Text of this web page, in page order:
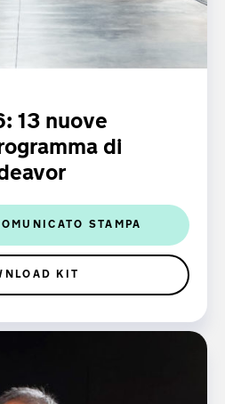
13 nuove
di
STAMPA
KIT